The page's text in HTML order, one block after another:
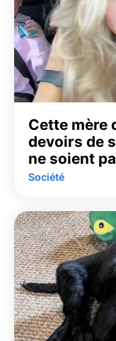
Cette mère
devoirs de
ne soient
Société